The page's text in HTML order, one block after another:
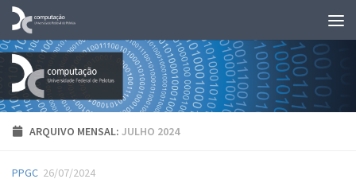
Skip to content
ARQUIVO MENSAL: JULHO 2024
PPGC 26/07/2024